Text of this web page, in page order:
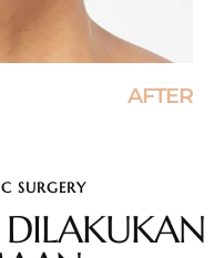
AFTER
SURGERY
DILAKUKAN